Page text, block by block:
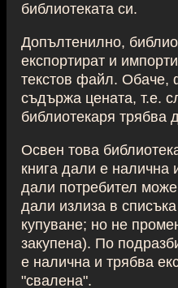
библиотеката си.
Допълтенилно,
експортират и
текстов файл.
съдържа цената, т.е.
библиотекаря трябва
Освен това
книга дали е налична
дали потребител
дали излиза в
купуване; но не
закупена). По
е налична и трябва
"свалена".